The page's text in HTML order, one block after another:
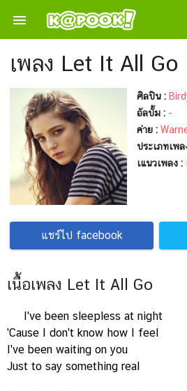

เพลง Let It All Go
ศิลปิน :
อัลบั้ม : -
ค่าย :
ประเภทเพล
เแนวเพลง :
แชร์ไป facebook
เนื้อเพลง Let It All Go
I've been sleepless at night
'Cause I don't know how I feel
I've been waiting on you
Just to say something real